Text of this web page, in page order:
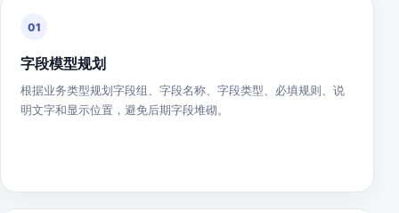
01
字段模型规划
根据业务类型规划字段组、字段名称、字段类型、必填规则、说
明文字和显示位置，避免后期字段堆砌。